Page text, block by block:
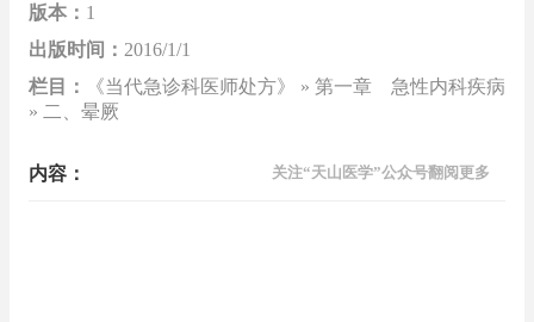
版本： 1
出版时间： 2016/1/1
栏目：
《当代急诊科医师处方》 » 第一章 急性内科疾病
» 二、晕厥
内容： 关注“天山医学”公众号翻阅更多